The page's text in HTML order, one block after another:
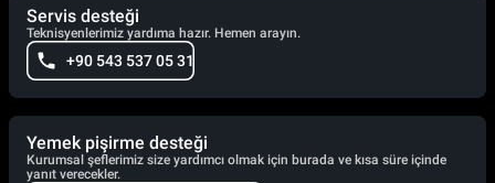
Servis desteği
Teknisyenlerimiz yardıma hazır. Hemen arayın.
+90 543 537 05 31
Yemek pişirme desteği
Kurumsal şeflerimiz size yardımcı olmak için burada ve kısa süre içinde
yanıt verecekler.